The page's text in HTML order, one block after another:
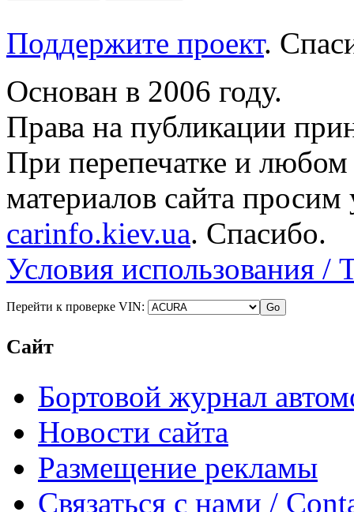
Поддержите проект.
Основан в 2006 году.
Права на публикации
При перепечатке и
материалов сайта просим
carinfo.kiev.ua. Спасибо.
Условия использования /
Перейти к проверке VIN:
Сайт
Бортовой журнал
Новости сайта
Размещение рекламы
Связаться с нами /